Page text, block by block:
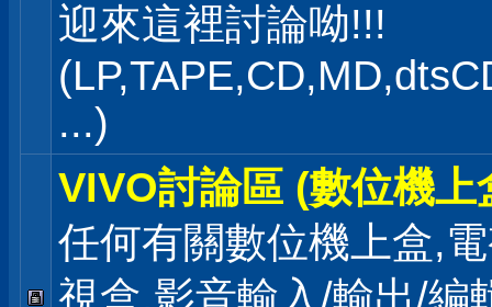
迎來這裡討論呦!!!
...)
VIVO討論區 (數位機上
任何有關數位機上盒,
視盒,影音輸入/輸出/編